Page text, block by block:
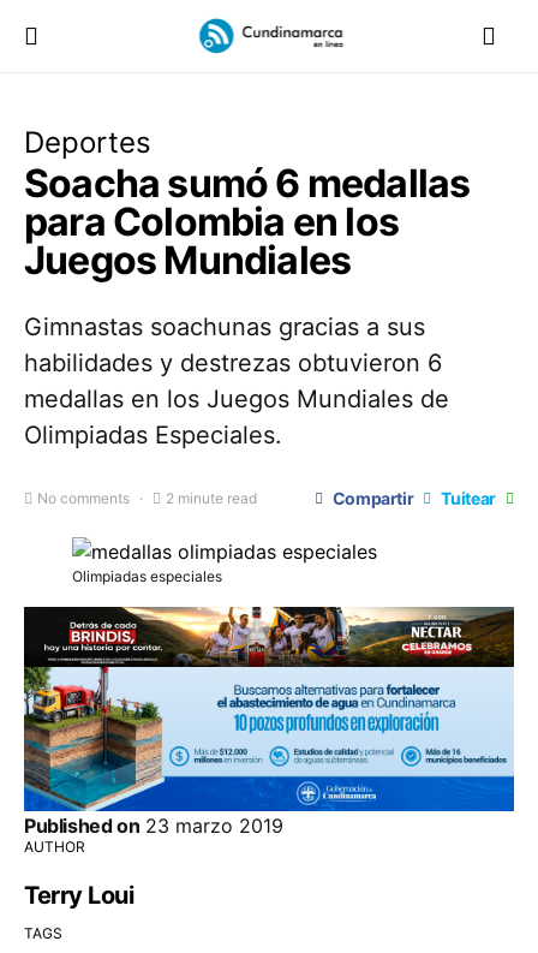
Deportes
Soacha sumó 6 medallas
para Colombia en los
Juegos Mundiales
Gimnastas soachunas gracias a sus
habilidades y destrezas obtuvieron 6
medallas en los Juegos Mundiales de
Olimpiadas Especiales.
No comments 2 minute read Compartir Tuitear
Olimpiadas especiales
Published on 23 marzo 2019
AUTHOR
Terry Loui
TAGS